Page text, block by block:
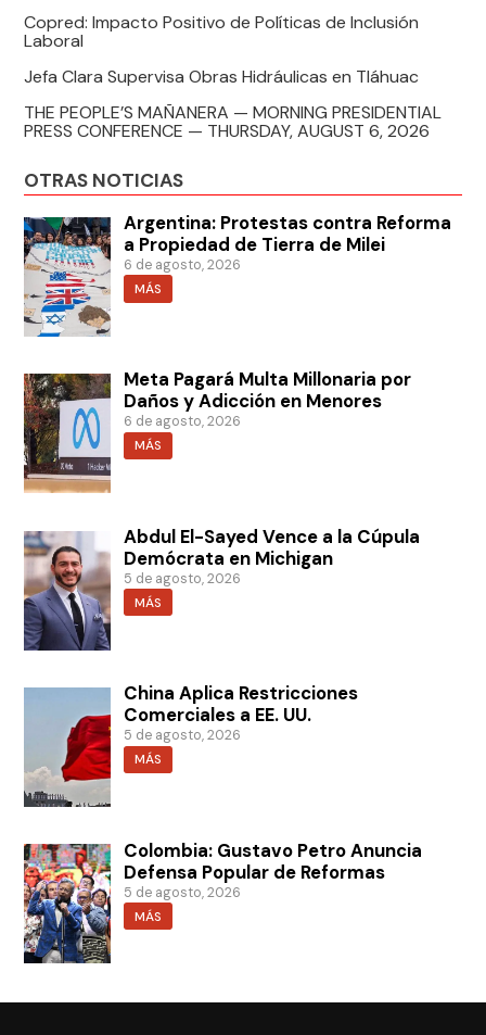
Copred: Impacto Positivo de Políticas de Inclusión
Laboral
Jefa Clara Supervisa Obras Hidráulicas en Tláhuac
THE PEOPLE’S MAÑANERA — MORNING PRESIDENTIAL
PRESS CONFERENCE — THURSDAY, AUGUST 6, 2026
OTRAS NOTICIAS
Argentina: Protestas contra Reforma
a Propiedad de Tierra de Milei
6 de agosto, 2026
MÁS
Meta Pagará Multa Millonaria por
Daños y Adicción en Menores
6 de agosto, 2026
MÁS
Abdul El-Sayed Vence a la Cúpula
Demócrata en Michigan
5 de agosto, 2026
MÁS
China Aplica Restricciones
Comerciales a EE. UU.
5 de agosto, 2026
MÁS
Colombia: Gustavo Petro Anuncia
Defensa Popular de Reformas
5 de agosto, 2026
MÁS